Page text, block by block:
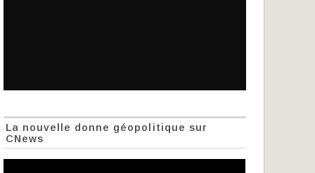
La nouvelle donne géopolitique sur
CNews